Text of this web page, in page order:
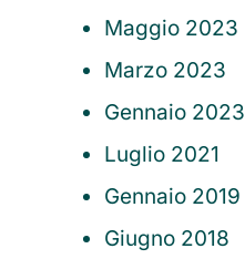
Maggio 2023
Marzo 2023
Gennaio 2023
Luglio 2021
Gennaio 2019
Giugno 2018